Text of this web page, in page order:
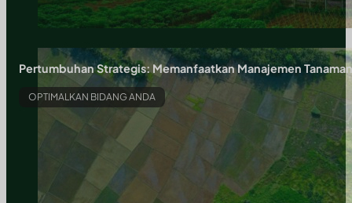
Pertumbuhan Strategis: Memanfaatkan Manajemen
OPTIMALKAN BIDANG ANDA